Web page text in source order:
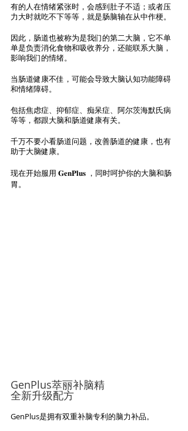
有的人在情绪紧张时，会感到肚子不适；或者压
力大时就吃不下等等，就是肠脑轴在从中作梗。
因此，肠道也被称为是我们的第二大脑，它不单
单是负责消化食物和吸收养分，还能联系大脑，
影响我们的情绪。
当肠道健康不佳，可能会导致大脑认知功能障碍
和情绪障碍。
包括焦虑症、抑郁症、痴呆症、阿尔茨海默氏病
等等，都跟大脑和肠道健康有关。
千万不要小看肠道问题，改善肠道的健康，也有
助于大脑健康。
现在开始服用 𝐆𝐞𝐧𝐏𝐥𝐮𝐬 ， 同时呵护你的大脑和肠
胃。
GenPlus萃丽补脑精
全新升级配方
GenPlus是拥有双重补脑专利的脑力补品。